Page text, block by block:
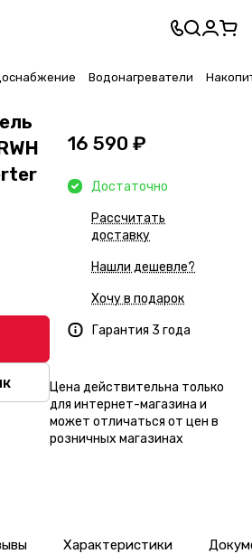
Водонагреватели
16 590 ₽
Достаточно
Рассчитать
доставку
Нашли дешевле?
Хочу в подарок
Гарантия 3 года
Цена действительна только
для интернет-магазина и
может отличаться от цен в
розничных магазинах
Характеристики